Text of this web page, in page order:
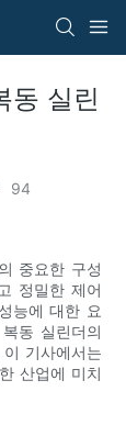
동 실린
94
중요한 구성
정밀한 제어
능에 대한 요
동 실린더의
기사에서는
산업에 미치